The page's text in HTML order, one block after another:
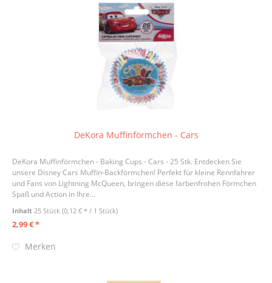
DeKora Muffinförmchen - Cars
DeKora Muffinförmchen - Baking Cups - Cars - 25 Stk. Entdecken Sie
unsere Disney Cars Muffin-Backförmchen! Perfekt für kleine Rennfahrer
und Fans von Lightning McQueen, bringen diese farbenfrohen Förmchen
Spaß und Action in Ihre...
Inhalt25 Stück(0,12 € * / 1 Stück)
2,99 € *
Merken